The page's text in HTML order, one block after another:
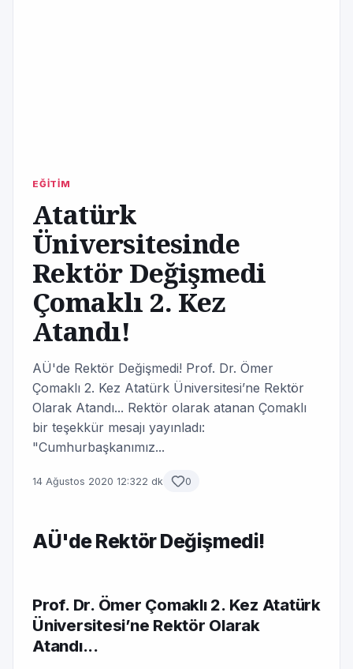
EĞİTİM
Atatürk
Üniversitesinde
Rektör Değişmedi
Çomaklı 2. Kez
Atandı!
AÜ'de Rektör Değişmedi! Prof. Dr. Ömer
Çomaklı 2. Kez Atatürk Üniversitesi’ne Rektör
Olarak Atandı... Rektör olarak atanan Çomaklı
bir teşekkür mesajı yayınladı:
"Cumhurbaşkanımız...
14 Ağustos 2020 12:322 dk 0
AÜ'de Rektör Değişmedi!
Prof. Dr. Ömer Çomaklı 2. Kez Atatürk
Üniversitesi’ne Rektör Olarak
Atandı...